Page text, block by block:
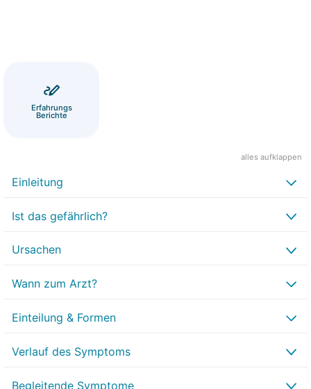
Erfahrungs
Berichte
alles aufklappen
Einleitung
Ist das gefährlich?
Ursachen
Wann zum Arzt?
Einteilung & Formen
Verlauf des Symptoms
Begleitende Symptome